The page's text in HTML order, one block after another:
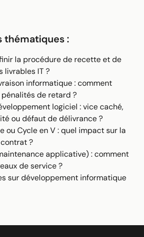
thématiques :
la procédure de recette et de
livrables IT ?
informatique : comment
de retard ?
logiciel : vice caché,
ou défaut de délivrance ?
ou Cycle en V : quel impact sur la
?
applicative) : comment
de service ?
sur développement informatique